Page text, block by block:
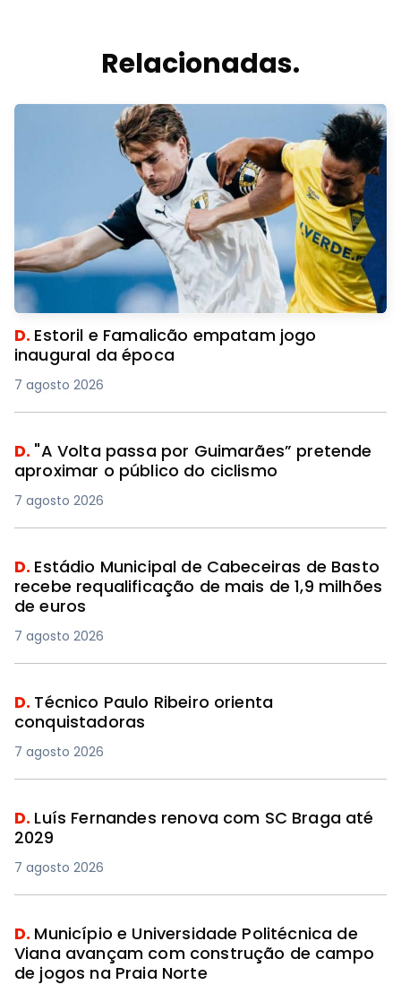
Relacionadas.
D. Estoril e Famalicão empatam jogo
inaugural da época
7 agosto 2026
D. "A Volta passa por Guimarães” pretende
aproximar o público do ciclismo
7 agosto 2026
D. Estádio Municipal de Cabeceiras de Basto
recebe requalificação de mais de 1,9 milhões
de euros
7 agosto 2026
D. Técnico Paulo Ribeiro orienta
conquistadoras
7 agosto 2026
D. Luís Fernandes renova com SC Braga até
2029
7 agosto 2026
D. Município e Universidade Politécnica de
Viana avançam com construção de campo
de jogos na Praia Norte